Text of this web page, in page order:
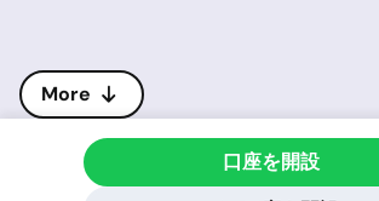
More
口座を開設